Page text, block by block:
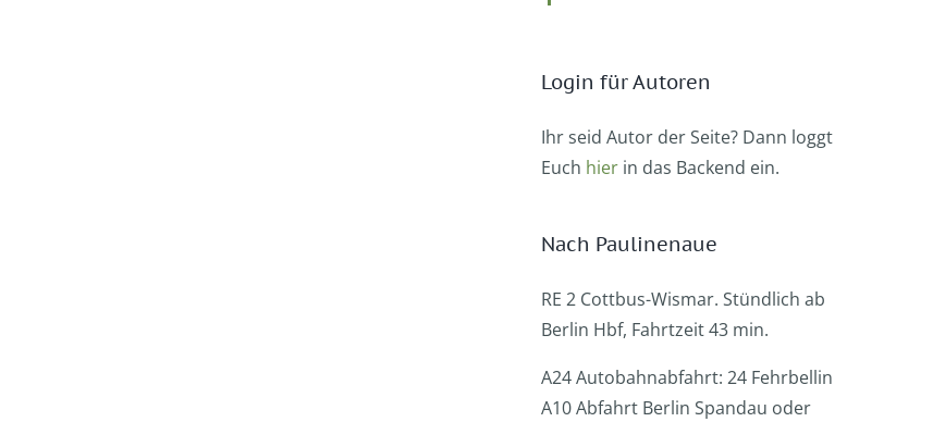
Login für Autoren
Ihr seid Autor der Seite? Dann loggt
Euch hier in das Backend ein.
Nach Paulinenaue
RE 2 Cottbus-Wismar. Stündlich ab
Berlin Hbf, Fahrtzeit 43 min.
A24 Autobahnabfahrt: 24 Fehrbellin
A10 Abfahrt Berlin Spandau oder